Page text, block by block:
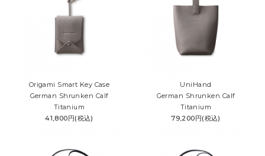
Origami Smart Key Case
German Shrunken Calf
Titanium
41,800円(税込)
UniHand
German Shrunken Calf
Titanium
79,200円(税込)